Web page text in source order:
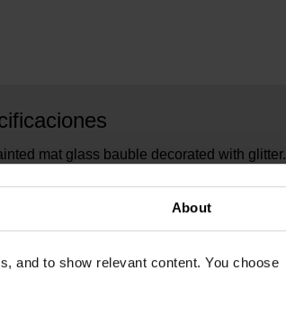
About
and to show relevant content. You choose
mat glass bauble decorated with glitter.
Van Gogh Museum Amsterdam
8 cm
cristal